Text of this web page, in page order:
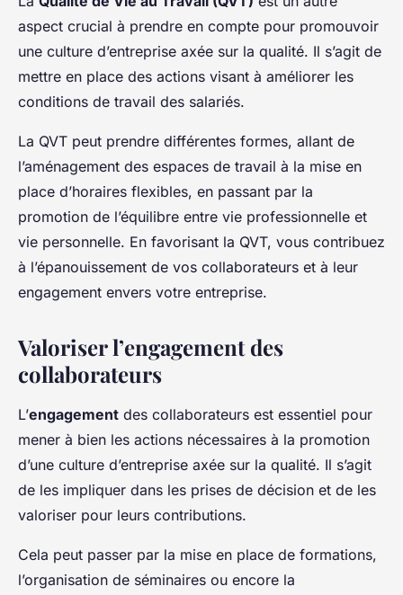
aspect crucial à prendre en compte pour promouvoir
une culture d’entreprise axée sur la qualité. Il s’agit de
mettre en place des actions visant à améliorer les
conditions de travail des salariés.
La QVT peut prendre différentes formes, allant de
l’aménagement des espaces de travail à la mise en
place d’horaires flexibles, en passant par la
promotion de l’équilibre entre vie professionnelle et
vie personnelle. En favorisant la QVT, vous contribuez
à l’épanouissement de vos collaborateurs et à leur
engagement envers votre entreprise.
Valoriser l’engagement des
collaborateurs
L’engagement des collaborateurs est essentiel pour
mener à bien les actions nécessaires à la promotion
d’une culture d’entreprise axée sur la qualité. Il s’agit
de les impliquer dans les prises de décision et de les
valoriser pour leurs contributions.
Cela peut passer par la mise en place de formations,
l’organisation de séminaires ou encore la